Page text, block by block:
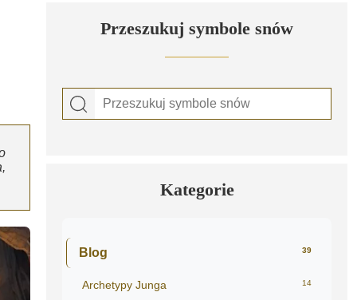
Przeszukuj symbole snów
Kategorie
Blog 39
Archetypy Junga 14